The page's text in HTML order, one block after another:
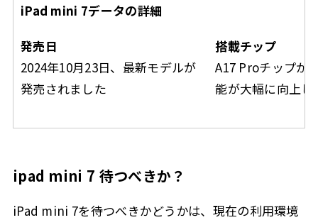
iPad mini 7データの詳細
発売日
2024年10月23日、最新モデルが
発売されました
搭載チップ
A17 Proチップが
能が大幅に向上し
ipad mini 7 待つべきか？
iPad mini 7を待つべきかどうかは、現在の利用環境